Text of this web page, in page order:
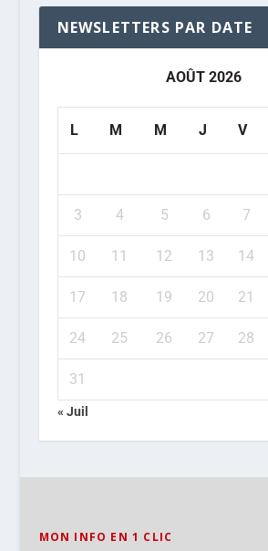
NEWSLETTERS PAR DATE
AOÛT 2026
L M M J V
3 4 5 6 7
10 11 12 13 14
17 18 19 20 21
24 25 26 27 28
31
« Juil
MON INFO EN 1 CLIC